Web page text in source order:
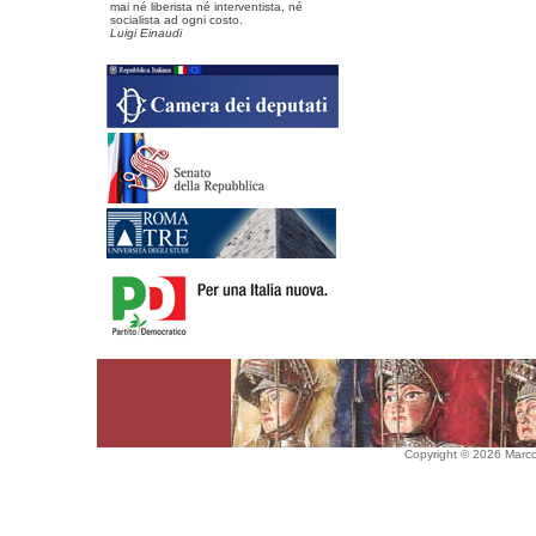
mai né liberista né interventista, né
socialista ad ogni costo.
Luigi Einaudi
Copyright © 2026